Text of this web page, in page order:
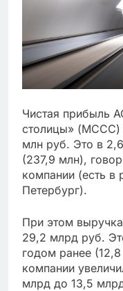
Чистая прибыль
столицы» (МССС)
млн руб. Это в
(237,9 млн),
компании (есть в
Петербург).
При этом
29,2 млрд руб.
годом ранее
компании
млрд до 13,5